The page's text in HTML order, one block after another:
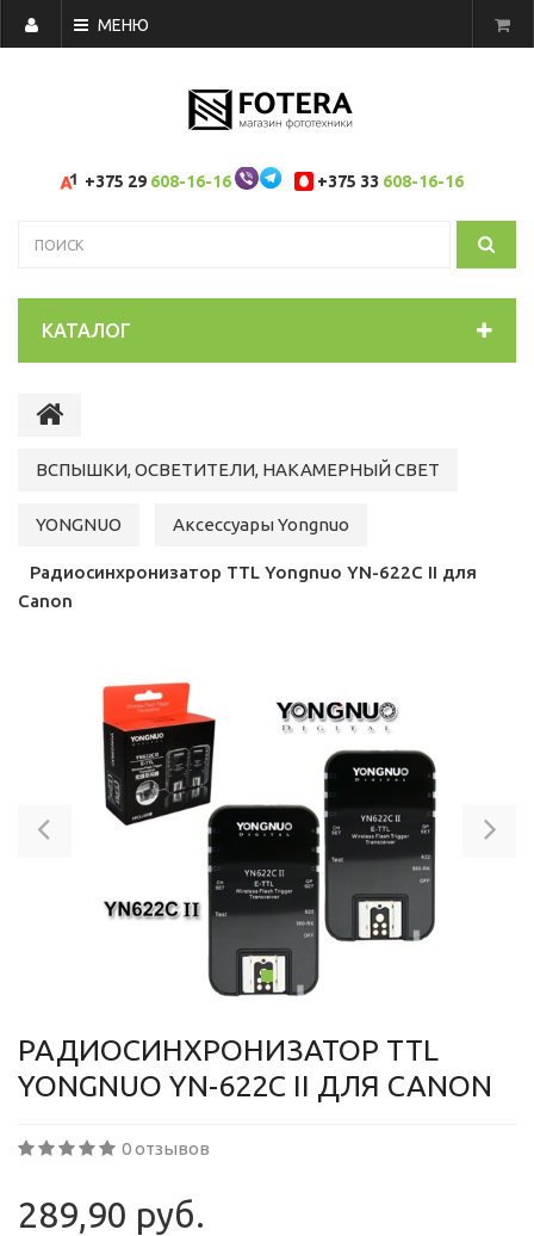
МЕНЮ
+375 29 608-16-16 +375 33 608-16-16
КАТАЛОГ
ВСПЫШКИ, ОСВЕТИТЕЛИ, НАКАМЕРНЫЙ СВЕТ
YONGNUO Аксессуары Yongnuo
Радиосинхронизатор TTL Yongnuo YN-622C II для
Canon
Previous
РАДИОСИНХРОНИЗАТОР TTL
YONGNUO YN-622C II ДЛЯ CANON
0 отзывов
289,90 руб.